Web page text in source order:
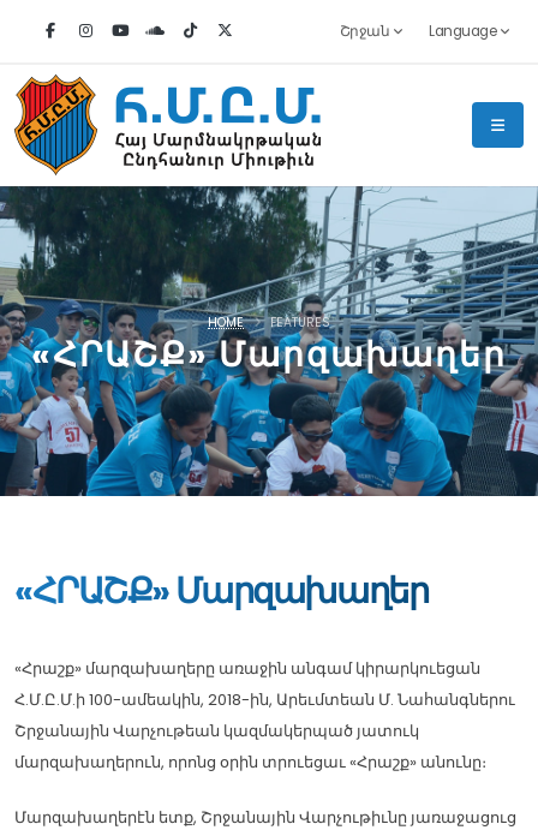
Շրջան Language
«ՀՐԱՇՔ» Մարզախաղեր
HOME FEATURES
«ՀՐԱՇՔ» Մարզախաղեր
«Հրաշք» մարզախաղերը առաջին անգամ կիրարկուեցան
Հ.Մ.Ը.Մ.ի 100-ամեակին, 2018-ին, Արեւմտեան Մ. Նահանգներու
Շրջանային Վարչութեան կազմակերպած յատուկ
մարզախաղերուն, որոնց օրին տրուեցաւ «Հրաշք» անունը։
Մարզախաղերէն ետք, Շրջանային Վարչութիւնը յառաջացուց